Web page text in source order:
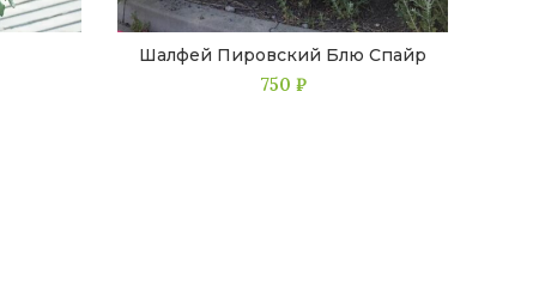
Шалфей Пировский Блю Спайр
750 ₽